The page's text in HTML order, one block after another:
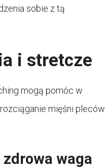
sobie z tą
i stretcze
mogą pomóc w
mięśni pleców
waga